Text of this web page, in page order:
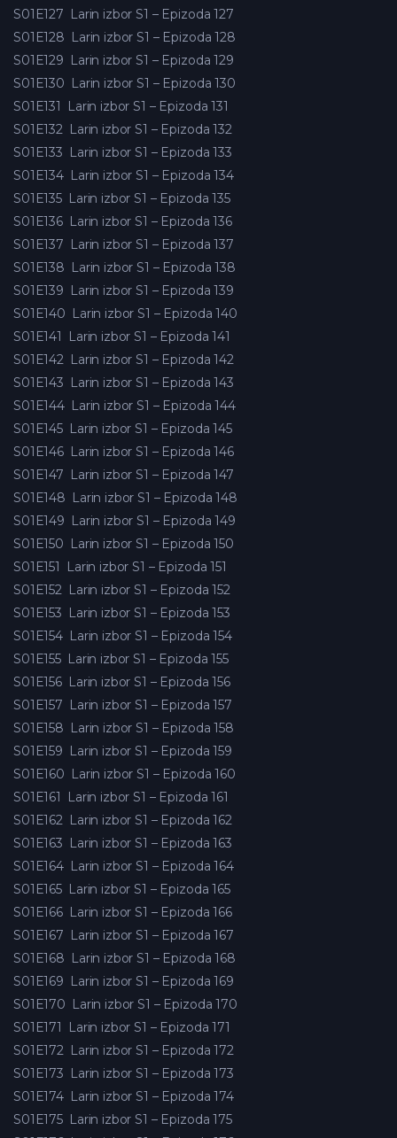
S01E127 Larin izbor S1 – Epizoda 127
S01E128 Larin izbor S1 – Epizoda 128
S01E129 Larin izbor S1 – Epizoda 129
S01E130 Larin izbor S1 – Epizoda 130
S01E131
Larin izbor S1 – Epizoda 131
S01E132 Larin izbor S1 – Epizoda 132
S01E133 Larin izbor S1 – Epizoda 133
S01E134 Larin izbor S1 – Epizoda 134
S01E135 Larin izbor S1 – Epizoda 135
S01E136 Larin izbor S1 – Epizoda 136
S01E137 Larin izbor S1 – Epizoda 137
S01E138 Larin izbor S1 – Epizoda 138
S01E139 Larin izbor S1 – Epizoda 139
S01E140 Larin izbor S1 – Epizoda 140
S01E141
Larin izbor S1 – Epizoda 141
S01E142 Larin izbor S1 – Epizoda 142
S01E143 Larin izbor S1 – Epizoda 143
S01E144 Larin izbor S1 – Epizoda 144
S01E145 Larin izbor S1 – Epizoda 145
S01E146 Larin izbor S1 – Epizoda 146
S01E147 Larin izbor S1 – Epizoda 147
S01E148 Larin izbor S1 – Epizoda 148
S01E149 Larin izbor S1 – Epizoda 149
S01E150 Larin izbor S1 – Epizoda 150
S01E151
Larin izbor S1 – Epizoda 151
S01E152 Larin izbor S1 – Epizoda 152
S01E153 Larin izbor S1 – Epizoda 153
S01E154 Larin izbor S1 – Epizoda 154
S01E155 Larin izbor S1 – Epizoda 155
S01E156 Larin izbor S1 – Epizoda 156
S01E157 Larin izbor S1 – Epizoda 157
S01E158 Larin izbor S1 – Epizoda 158
S01E159 Larin izbor S1 – Epizoda 159
S01E160 Larin izbor S1 – Epizoda 160
S01E161
Larin izbor S1 – Epizoda 161
S01E162 Larin izbor S1 – Epizoda 162
S01E163 Larin izbor S1 – Epizoda 163
S01E164 Larin izbor S1 – Epizoda 164
S01E165 Larin izbor S1 – Epizoda 165
S01E166 Larin izbor S1 – Epizoda 166
S01E167 Larin izbor S1 – Epizoda 167
S01E168 Larin izbor S1 – Epizoda 168
S01E169 Larin izbor S1 – Epizoda 169
S01E170 Larin izbor S1 – Epizoda 170
S01E171
Larin izbor S1 – Epizoda 171
S01E172 Larin izbor S1 – Epizoda 172
S01E173 Larin izbor S1 – Epizoda 173
S01E174 Larin izbor S1 – Epizoda 174
S01E175 Larin izbor S1 – Epizoda 175